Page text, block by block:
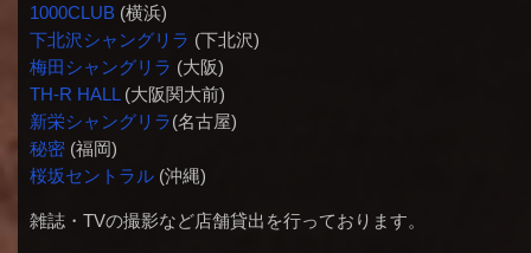
1000CLUB(横浜)
下北沢シャングリラ (下北沢)
梅田シャングリラ (大阪)
TH-R HALL(大阪関大前)
新栄シャングリラ(名古屋)
秘密(福岡)
桜坂セントラル(沖縄)
雑誌・TVの撮影など店舗貸出を行っております。